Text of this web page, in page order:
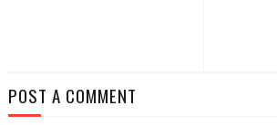
POST A COMMENT